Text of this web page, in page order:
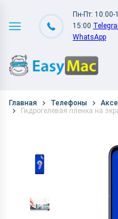
Пн-Пт:
15:00
WhatsApp
Главная Телефоны
Гидрогелевая пленка на